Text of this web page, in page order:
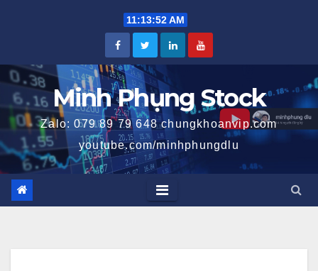
11:13:53 AM
Minh Phụng Stock
Zalo: 079 89 79 648 chungkhoanvip.com
youtube.com/minhphungdlu